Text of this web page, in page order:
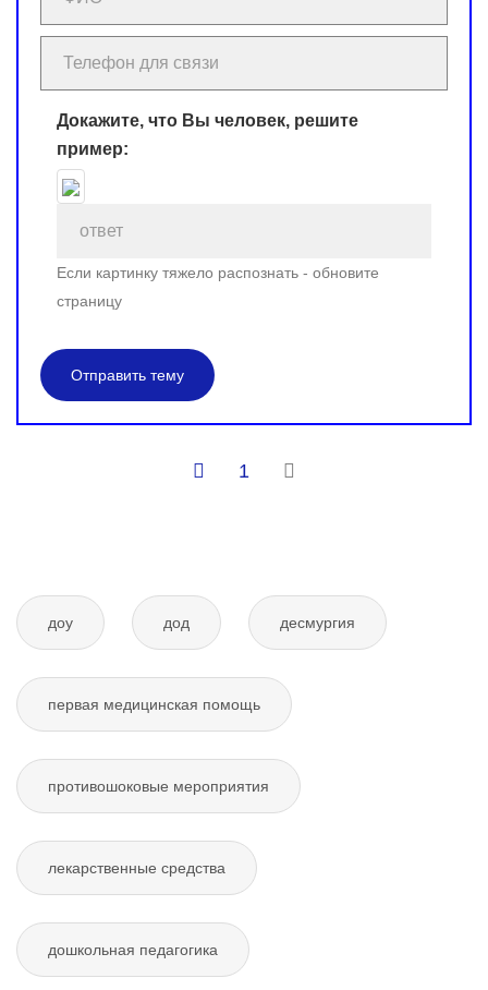
Докажите, что Вы человек, решите
пример:
Если картинку тяжело распознать - обновите
страницу
Отправить тему
1
доу дод десмургия
первая медицинская помощь
противошоковые мероприятия
лекарственные средства
дошкольная педагогика